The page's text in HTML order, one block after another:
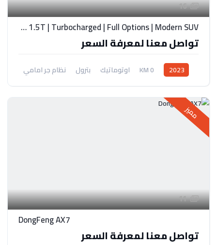
16
Dongfeng AX7 1.5T | Turbocharged | Full Options | Modern SUV
تواصل معنا لمعرفة السعر
2023
0 KM اوتوماتيك بترول نظام جر امامي
مميز
11
DongFeng AX7
تواصل معنا لمعرفة السعر